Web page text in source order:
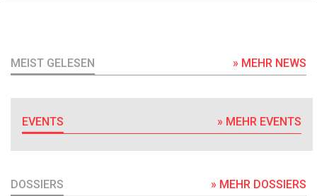
MEIST GELESEN » MEHR NEWS
EVENTS » MEHR EVENTS
DOSSIERS » MEHR DOSSIERS